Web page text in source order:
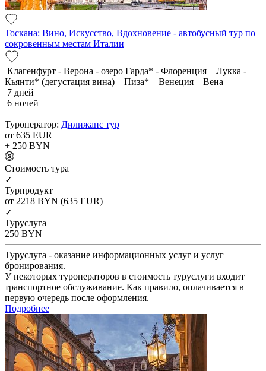
Тоскана: Вино, Искусство, Вдохновение - автобусный тур по
сокровенным местам Италии
Клагенфурт - Верона - озеро Гарда* - Флоренция – Лукка -
Кьянти* (дегустация вина) – Пиза* – Венеция – Вена
7 дней
6 ночей
Туроператор: Дилижанс тур
от 635 EUR
+ 250 BYN
Cтоимость тура
✓
Турпродукт
от 2218 BYN (635 EUR)
✓
Туруслуга
250 BYN
Туруслуга - оказание информационных услуг и услуг
бронирования.
У некоторых туроператоров в стоимость туруслуги входит
транспортное обслуживание. Как правило, оплачивается в
первую очередь после оформления.
Подробнее